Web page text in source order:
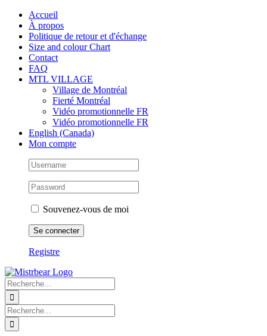
Skip
content
Facebook
Instagram
Tiktok Accueil
À propos
Politique de retour et d'échange
Size and colour Chart
Contact
FAQ
MTL VILLAGE
Village de Montréal
Fierté Montréal
Vidéo promotionnelle FR
Vidéo promotionnelle FR
English (Canada)
Mon compte
Souvenez-vous de moi
Registre
Recherche
de
:
Recherche
de
: